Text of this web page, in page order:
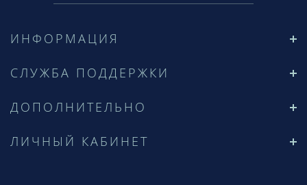
ИНФОРМАЦИЯ
СЛУЖБА ПОДДЕРЖКИ
ДОПОЛНИТЕЛЬНО
ЛИЧНЫЙ КАБИНЕТ